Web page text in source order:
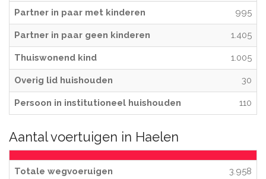
Partner in paar met kinderen 995
Partner in paar geen kinderen 1.405
Thuiswonend kind 1.005
Overig lid huishouden 30
Persoon in institutioneel huishouden 110
Aantal voertuigen in Haelen
Totale wegvoeruigen 3.958